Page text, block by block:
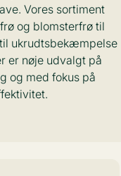
Vores sortiment
og blomsterfrø til
ukrudtsbekæmpelse
er nøje udvalgt på
og med fokus på